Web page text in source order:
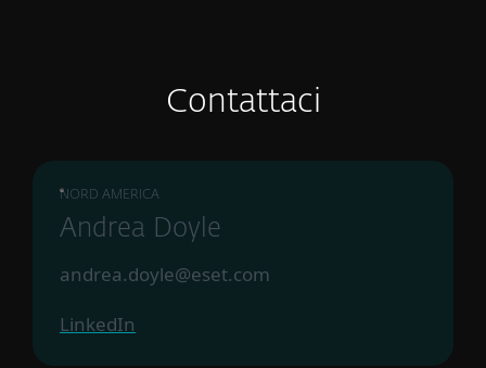
Contattaci
NORD AMERICA
Andrea Doyle
andrea.doyle@eset.com
LinkedIn